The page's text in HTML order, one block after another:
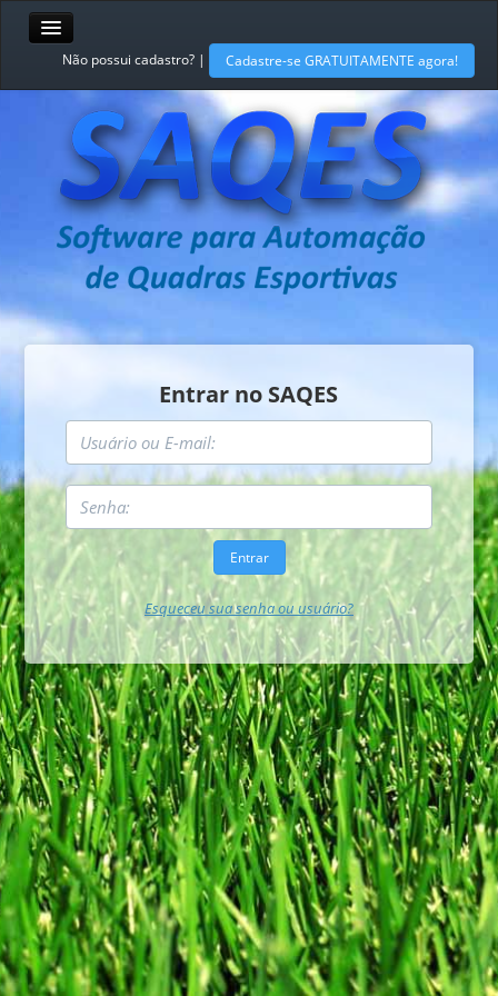
Não possui cadastro? | Cadastre-se GRATUITAMENTE agora!
Entrar no SAQES
Esqueceu sua senha ou usuário?